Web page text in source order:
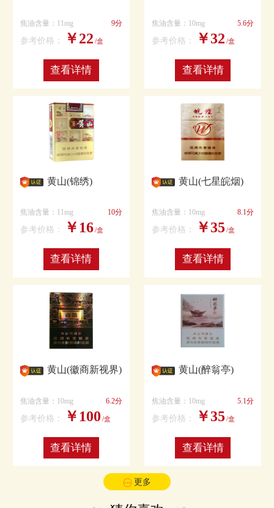
焦油含量：11mg 9分
参考价格： ￥22 /盒
查看详情
焦油含量：10mg 5.6分
参考价格： ￥32 /盒
查看详情
黄山(锦绣)
焦油含量：11mg 10分
参考价格： ￥16/盒
查看详情
黄山(七星皖烟)
焦油含量：10mg 8.1分
参考价格： ￥35 /盒
查看详情
黄山(徽商新视界)
焦油含量：10mg 6.2分
参考价格： ￥100 /盒
查看详情
黄山(醉翁亭)
焦油含量：10mg 5.1分
参考价格： ￥35 /盒
查看详情
更多